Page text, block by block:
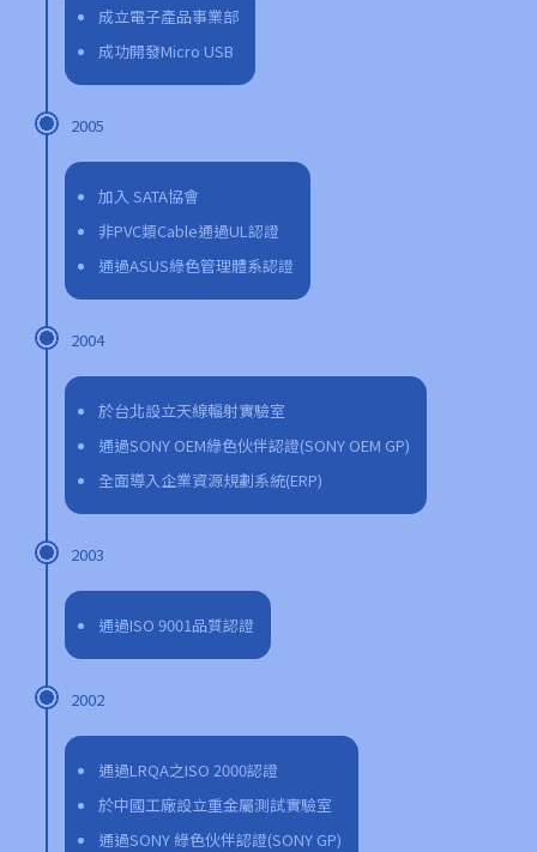
成立電子產品事業部
成功開發Micro USB
2005
加入 SATA協會
非PVC類Cable通過UL認證
通過ASUS綠色管理體系認證
2004
於台北設立天線輻射實驗室
通過SONY OEM綠色伙伴認證(SONY OEM GP)
全面導入企業資源規劃系統(ERP)
2003
通過ISO 9001品質認證
2002
通過LRQA之ISO 2000認證
於中國工廠設立重金屬測試實驗室
通過SONY 綠色伙伴認證(SONY GP)